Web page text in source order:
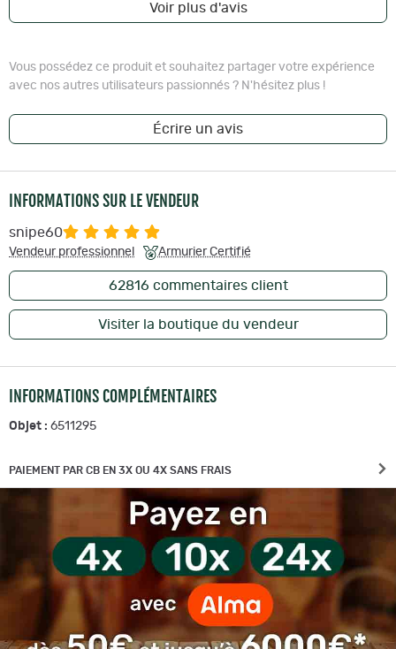
Voir plus d'avis
Vous possédez ce produit et souhaitez partager votre expérience
avec nos autres utilisateurs passionnés ? N'hésitez plus !
Écrire un avis
INFORMATIONS SUR LE VENDEUR
snipe60
Vendeur professionnel Armurier Certifié
62816 commentaires client
Visiter la boutique du vendeur
INFORMATIONS COMPLÉMENTAIRES
Objet : 6511295
PAIEMENT PAR CB EN 3X OU 4X SANS FRAIS